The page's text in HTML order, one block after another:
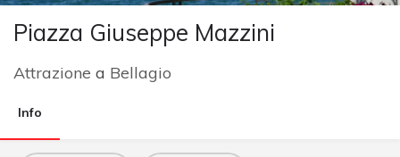
Piazza Giuseppe Mazzini
Attrazione a Bellagio
Info